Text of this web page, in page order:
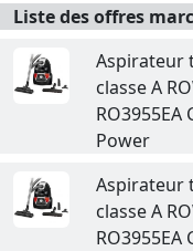
Liste des offres
Aspirateur
classe A
RO3955EA
Power
Aspirateur
classe A
RO3955EA